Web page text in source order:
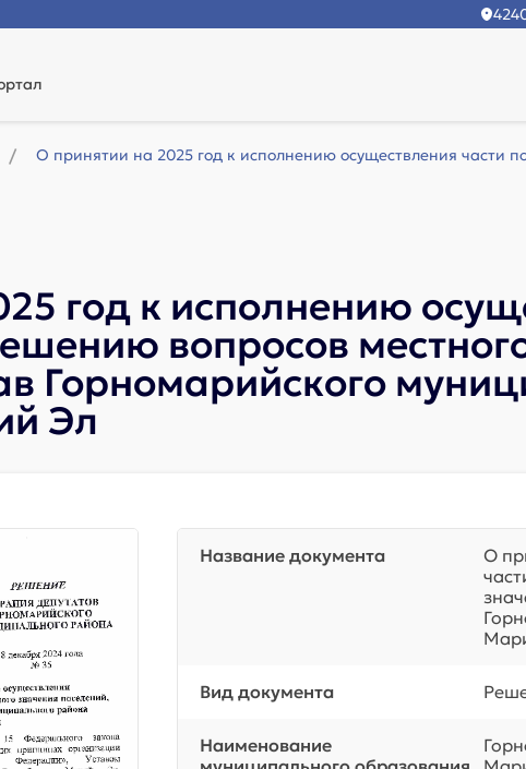
О принятии на 2025 год к исполнению осуществления части
год к исполнению
вопросов
Горномарийского
Эл
Название документа
О
Вид документа
Наименование